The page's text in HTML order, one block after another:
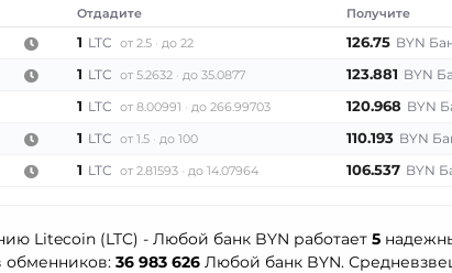
Отдадите Получите
1 LTC от 2.5 до 22 126.75 BYN
1 LTC от 5.2632 до 35.0877 123.881 BYN
1 LTC от 8.00991 до 266.99703 120.968 BYN
1 LTC от 1.5 до 100 110.193 BYN
1 LTC от 2.81593 до 14.07964 106.537 BYN
Litecoin (LTC) - Любой банк BYN работает 5
36 983 626Любой банк BYN.